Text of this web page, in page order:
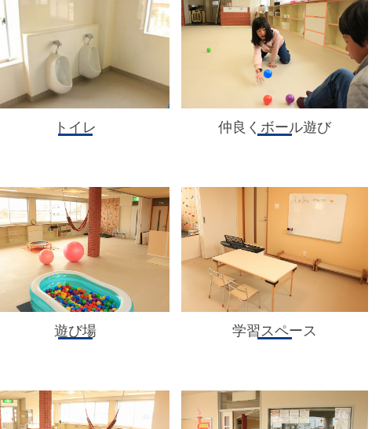
トイレ 仲良くボール遊び
遊び場 学習スペース